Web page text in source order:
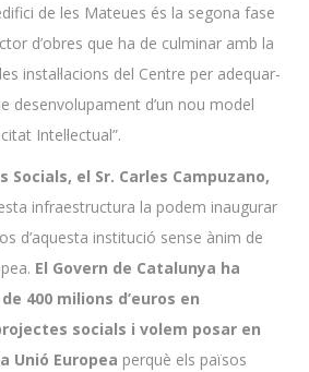
de les Mateues és la segona fase
d’obres que ha de culminar amb la
instal·lacions del Centre per adequar-
desenvolupament d’un nou model
Intel·lectual”.
Socials, el Sr. Carles Campuzano,
infraestructura la podem inaugurar
d’aquesta institució sense ànim de
El Govern de Catalunya ha
400 milions d’euros en
socials i volem posar en
Unió Europea perquè els països